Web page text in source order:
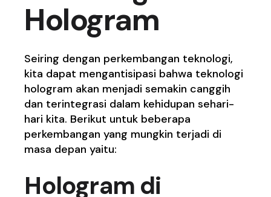
Hologram
Seiring dengan perkembangan teknologi,
kita dapat mengantisipasi bahwa teknologi
hologram akan menjadi semakin canggih
dan terintegrasi dalam kehidupan sehari-
hari kita. Berikut untuk beberapa
perkembangan yang mungkin terjadi di
masa depan yaitu:
Hologram di